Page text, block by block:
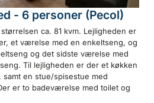
- 6 personer (Pecol)
ca. 81 kvm. Lejligheden er
et værelse med en enkeltseng, og
og det sidste værelse med
Til lejligheden er der et køkken
en stue/spisestue med
er to badeværelse med toilet og